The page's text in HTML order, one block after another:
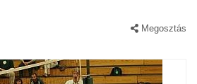
Megosztás